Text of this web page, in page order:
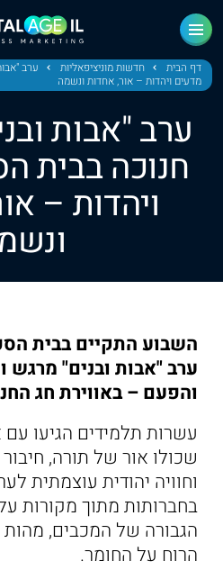
דף הבית חדשות מוניציפאליות
ערב
מדעים ויהדות – אור, אחדות ונשמה
ערב "אבות
חנוכה בבית
ויהדות –
השבוע התקיים בבית
ערב "אבות ובנים" מרגש
והפעם – באווירת חג
עשרות תלמידים הגיעו
שכולו אור של תורה, חיבור
וחוויה יהודית עוצמתית
בחברותות מתוך מקורות
הגבורה של המכבים, מהות
הרוח על החומר.
ראשי
חדשות
מחוז
מחוז
מחוז